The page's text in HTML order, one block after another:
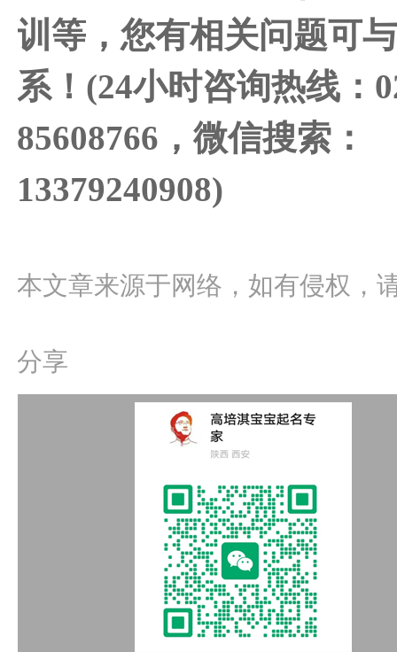
训等，您有相关问题可
系！(24小时咨询热线：
85608766，微信搜索：
13379240908)
本文章来源于网络，如有侵权，
分享